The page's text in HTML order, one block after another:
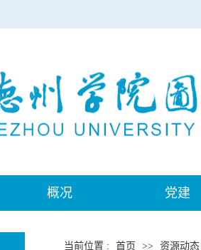
概况 党建
当前位置 : 首页 >> 资源动态